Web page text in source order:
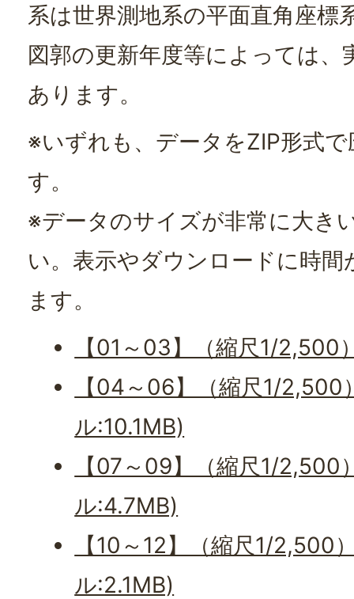
系は世界測地系の平面直角座標
図郭の更新年度等によっては、
あります。
※いずれも、データをZIP形式
す。
※データのサイズが非常に大き
い。表示やダウンロードに時
ます。
【01～03】（縮尺1/
【04～06】（縮尺1/2,500
ル:10.1MB)
【07～09】（縮尺1/2,500
ル:4.7MB)
【10～12】（縮尺1/2,500
ル:2.1MB)